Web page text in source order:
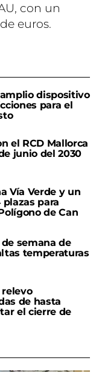
con un
euros.
dispositivo
para el
el RCD Mallorca
junio del 2030
Vía Verde y un
para
de Can
semana de
temperaturas
relevo
de hasta
el cierre de